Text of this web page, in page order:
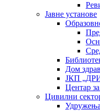
Јавне установе
Дом
ЈКП
Центар
Цивилни